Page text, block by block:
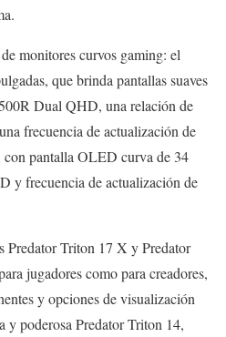
monitores curvos gaming: el
que brinda pantallas suaves
Dual QHD, una relación de
frecuencia de actualización de
pantalla OLED curva de 34
y frecuencia de actualización de
Predator Triton 17 X y Predator
jugadores como para creadores,
y opciones de visualización
poderosa Predator Triton 14,